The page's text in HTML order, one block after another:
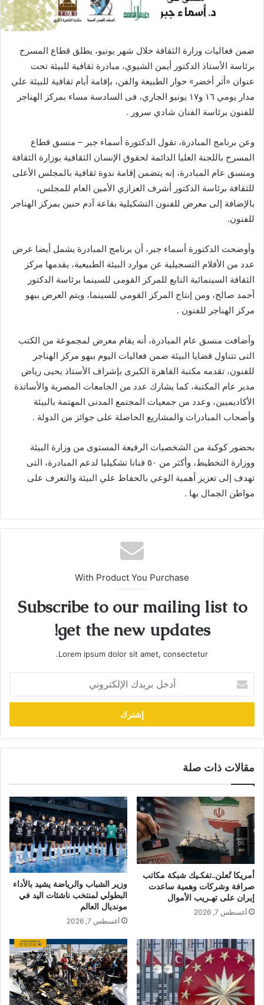
ضمن فعاليات وزارة الثقافة خلال شهر يونيو، يطلق قطاع المسرح
برئاسة الأستاذ الدكتور أيمن الشيوي، مبادرة ثقافية للبيئة تحت
عنوان «أثر أخضر» حوار الطبيعة والفن، بإقامة أيام ثقافية للبيئة علي
مدار يومي ١٦ و١٧ يونيو الجاري، فى السادسة مساء بمركز الهناجر
للفنون برئاسة الفنان شادي سرور .
وعن برنامج المبادرة، تقول الدكتورة أسماء جبر – منسق قطاع
المسرح باللجنة العليا الدائمة لحقوق الإنسان الثقافية بوزارة الثقافة
ومنسق عام المبادرة، إنه يتضمن إقامة ندوة ثقافية بالمجلس الأعلى
للثقافة برئاسة الدكتور أشرف العزازي الأمين العام للمجلس،
بالإضافة إلى معرض للفنون التشكيلية بقاعة آدم حنين بمركز الهناجر
للفنون.
وأوضحت الدكتورة أسماء جبر، أن برنامج المبادرة يشمل أيضا عرض
عدد من الأفلام التسجيلية عن موارد البيئة الطبيعية، يقدمها مركز
الثقافة السينمائية التابع للمركز القومى للسينما برئاسة الدكتور
أحمد صالح، ومن إنتاج المركز القومي للسينما، ويتم العرض ببهو
مركز الهناجر للفنون .
وأضافت منسق عام المبادرة، أنه يقام معرض لمجموعة من الكتب
التى تتناول قضايا البيئة ضمن فعاليات اليوم ببهو مركز الهناجر
للفنون، تقدمه مكتبة القاهرة الكبرى بإشراف الأستاذ يحيى رياض
مدير عام المكتبة، كما يشارك عدد من الجامعات المصرية والأساتذة
الأكاديميين، وعدد من جمعيات المجتمع المدنى المهتمة بالبيئة
وأصحاب المبادرات والمشاريع الحاصلة على جوائز من الدولة .
بحضور كوكبة من الشخصيات الرفيعة المستوى من وزارة البيئة
ووزارة التخطيط، وأكثر من ٥٠ فنانا تشكيليا لدعم المبادرة، التى
تهدف إلى تعزيز أهمية الوعي بالحفاظ علي البيئة والتعرف على
مواطن الجمال بها .
With Product You Purchase
Subscribe to our mailing list to
get the new updates!
Lorem ipsum dolor sit amet, consectetur.
بريدك
الإلكتروني
مقالات ذات صلة
أمريكا تُعلن..تفكـيك شبكة مكاتب
صرافة وشركات وهمية ساعدت
إيران على تهـريب الأموال
أغسطس 7, 2026
وزير الشباب والرياضة يشيد بالأداء
البطولي لمنتخب ناشئات اليد في
مونديال العالم
أغسطس 7, 2026